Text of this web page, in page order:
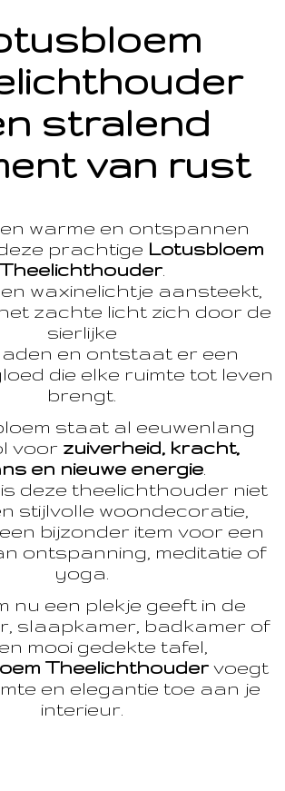
stralend
van rust
warme en ontspannen
prachtige Lotusbloem
Theelichthouder.
waxinelichtje aansteekt,
zachte licht zich door de
sierlijke
en ontstaat er een
die elke ruimte tot leven
brengt.
staat al eeuwenlang
voor zuiverheid, kracht,
en nieuwe energie
deze theelichthouder niet
stijlvolle woondecoratie,
bijzonder item voor een
ontspanning, meditatie of
yoga.
nu een plekje geeft in de
slaapkamer, badkamer of
mooi gedekte tafel,
Theelichthoudervoegt
en elegantie toe aan je
interieur.